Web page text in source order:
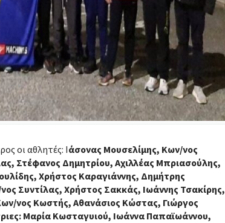
οι αθλητές: Ιάσονας Μουσελίμης, Κων/νος
Στέφανος Δημητρίου, Αχιλλέας Μπριασούλης,
Χρήστος Καραγιάννης, Δημήτρης
Συντίλας, Χρήστος Σακκάς, Ιωάννης Τσακίρης,
νος Κωστής, Αθανάσιος Κώστας, Γιώργος
Mαρία Κωσταγυιού, Ιωάννα Παπαϊωάννου,